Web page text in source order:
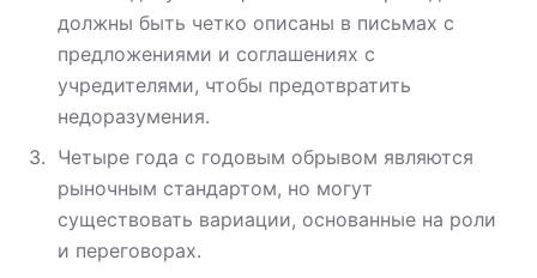
должны быть четко описаны в письмах с
предложениями и соглашениях с
учредителями, чтобы предотвратить
недоразумения.
Четыре года с годовым обрывом являются
рыночным стандартом, но могут
существовать вариации, основанные на роли
и переговорах.